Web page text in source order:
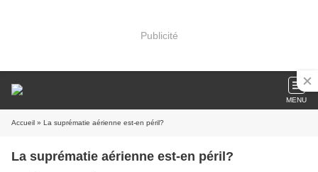
Publicité
MENU
Accueil » La suprématie aérienne est-en péril?
La suprématie aérienne est-en péril?